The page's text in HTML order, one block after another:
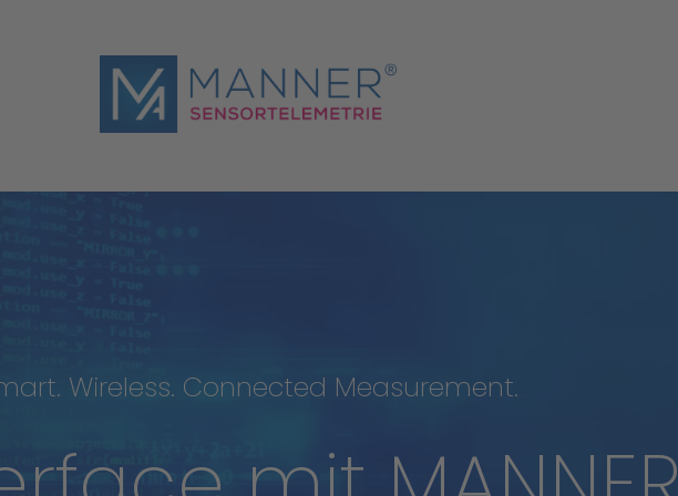
Wireless. Connected Measurement.